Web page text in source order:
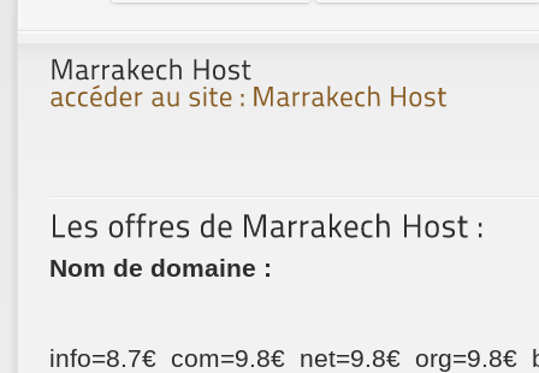
Nom de domaine :
info=8.7€ com=9.8€ net=9.8€